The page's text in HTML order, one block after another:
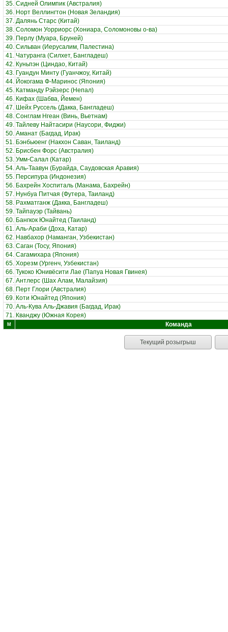
35. Сидней Олимпик (Австралия)
36. Норт Веллингтон (Новая Зеландия)
37. Далянь Старс (Китай)
38. Соломон Уорриорс (Хониара, Соломоновы о-ва)
39. Перлу (Муара, Бруней)
40. Сильван (Иерусалим, Палестина)
41. Чатуранга (Силхет, Бангладеш)
42. Куньпэн (Циндао, Китай)
43. Гуандун Минту (Гуанчжоу, Китай)
44. Йокогама Ф-Маринос (Япония)
45. Катманду Рэйзерс (Непал)
46. Кифах (Шабва, Йемен)
47. Шейх Руссель (Дакка, Бангладеш)
48. Сонглам Нгеан (Винь, Вьетнам)
49. Тайлеву Найтасири (Наусори, Фиджи)
50. Аманат (Багдад, Ирак)
51. Бэнбьюенг (Накхон Саван, Таиланд)
52. Брисбен Форс (Австралия)
53. Умм-Салал (Катар)
54. Аль-Таавун (Бурайда, Саудовская Аравия)
55. Персипура (Индонезия)
56. Бахрейн Хоспиталь (Манама, Бахрейн)
57. Нунбуа Питчая (Футера, Таиланд)
58. Рахматганж (Дакка, Бангладеш)
59. Тайпауэр (Тайвань)
60. Бангкок Юнайтед (Таиланд)
61. Аль-Араби (Доха, Катар)
62. Навбахор (Наманган, Узбекистан)
63. Саган (Тосу, Япония)
64. Сагамихара (Япония)
65. Хорезм (Ургенч, Узбекистан)
66. Тукоко Юнивёсити Лае (Папуа Новая Гвинея)
67. Антлерс (Шах Алам, Малайзия)
68. Перт Глори (Австралия)
69. Коти Юнайтед (Япония)
70. Аль-Кува Аль-Джавия (Багдад, Ирак)
71. Кванджу (Южная Корея)
М Команда
Текущий розыгрыш